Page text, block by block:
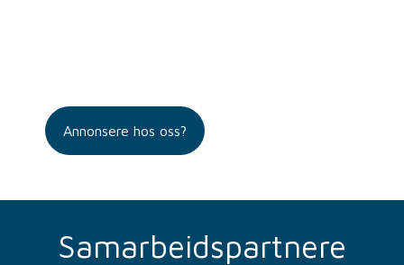
Annonsere hos oss?
Samarbeidspartnere